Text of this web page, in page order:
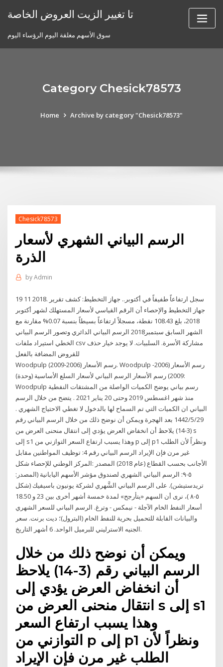
تا تغيير الزيت العروض الخاصة
سوق الأسهم مغلقة اليوم الرؤساء اليوم
Category Chesick78573
Home Archive by category "Chesick78573"
Chesick78573
الرسم البياني الشهري لأسعار
الذرة
byAdmin
19 11 2018. سجل ارتفاعاً طفيفاً في أكتوبر.. جهاز التخطيط: كشف تقرير
جهاز التخطيط والإحصاء أن الرقم القياسي لأسعار المستهلك لشهر أكتوبر
2018، بلغ 108.43 نقطة، مسجلاً ارتفاعاً بسيطاً بنسبة 0.07% مقارنة مع
الشهر السابق سبتمبر2018 الرسم البياني الدائري وتصور الرسم البياني
الخطي استيراد ملفات csv مشاركة الأسرة. السلبيات. لا يوجد خيار حذف
للقروض المضافة بالفعل
Woodpulp رسم الأسعار (2006-2009). Woodpulp رسم الأسعار (2006-
2009) رسم الأسعار الرسم البياني لأسعار السلع الأساسية (وحدة):
Woodpulp رسم بياني يوضح الكميات الواصلة من المشتقات النفطية
منذ شهر اغسطس 2019 وحتى 20 يناير 2021 . يتضح من خلال الرسم
البياني ان الكميات التي تم السماح لها بالدخول لا تغطي الاحتياج الشهري .
29‏‏/5‏‏/1442 بعد الهجرة ويمكن أن نوضح ذلك من خلال الرسم البياني رقم
(3-14) يلاحظ أن انخفاض العرض يؤدي إلى انتقال منحنى العرض من s
إلى s1 وهذا يسبب ارتفاع السعر التوازني من p إلى p1 ونظراً لأن الطلب
غير مرن فإن الإيراد الرسم البياني رقم 4: توظيف المواطنين مقابل
الأجانب بحسب القطاع (عام 2018) المصدر :المركز الوطني للإحصاء شكل
٥-٩: الرسم البياني الشهري لصندوق مؤشر الأسهم اليابانية (المصدر:
تريدستيشن). على الرسم البياني الشَّهري لشركة يونيون باسيفيك (شكل
٥-٨ )، نرى أن السهم «يتأرجح» لمدة خمسة أشهر أخرى بين 23 و 18.50
أسعار النفط الخام الآجلة - نيمكس - وترغ. الرسم البياني للسعر الشهري
والبيانات القابلة للتحميل بحرية للنفط الخام (البترول)؛ ديت برنت. سعر
الجنيه الاسترليني للبرميل الواحد. 6 أشهر التاريخ.
ويمكن أن نوضح ذلك من خلال
الرسم البياني رقم (3-14) يلاحظ
أن انخفاض العرض يؤدي إلى
انتقال منحنى العرض من s إلى s1
وهذا يسبب ارتفاع السعر
التوازني من p إلى p1 ونظراً لأن
الطلب غير مرن فإن الإيراد